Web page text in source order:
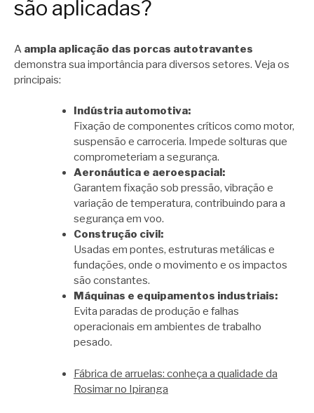
são aplicadas?
A ampla aplicação das porcas autotravantes
demonstra sua importância para diversos setores. Veja os
principais:
Indústria automotiva:
Fixação de componentes críticos como motor,
suspensão e carroceria. Impede solturas que
comprometeriam a segurança.
Aeronáutica e aeroespacial:
Garantem fixação sob pressão, vibração e
variação de temperatura, contribuindo para a
segurança em voo.
Construção civil:
Usadas em pontes, estruturas metálicas e
fundações, onde o movimento e os impactos
são constantes.
Máquinas e equipamentos industriais:
Evita paradas de produção e falhas
operacionais em ambientes de trabalho
pesado.
Fábrica de arruelas: conheça a qualidade da
Rosimar no Ipiranga